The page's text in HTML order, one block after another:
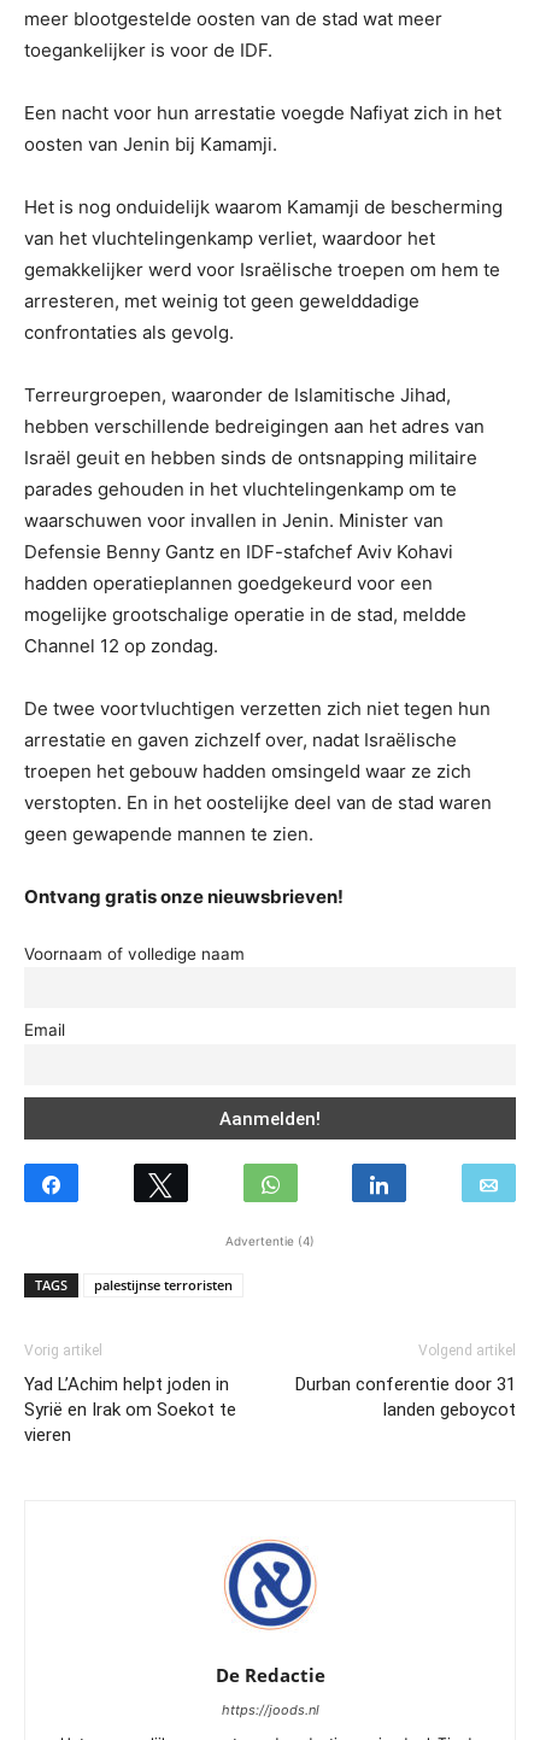
meer blootgestelde oosten van de stad wat meer
toegankelijker is voor de IDF.
Een nacht voor hun arrestatie voegde Nafiyat zich in het
oosten van Jenin bij Kamamji.
Het is nog onduidelijk waarom Kamamji de bescherming
van het vluchtelingenkamp verliet, waardoor het
gemakkelijker werd voor Israëlische troepen om hem te
arresteren, met weinig tot geen gewelddadige
confrontaties als gevolg.
Terreurgroepen, waaronder de Islamitische Jihad,
hebben verschillende bedreigingen aan het adres van
Israël geuit en hebben sinds de ontsnapping militaire
parades gehouden in het vluchtelingenkamp om te
waarschuwen voor invallen in Jenin. Minister van
Defensie Benny Gantz en IDF-stafchef Aviv Kohavi
hadden operatieplannen goedgekeurd voor een
mogelijke grootschalige operatie in de stad, meldde
Channel 12 op zondag.
De twee voortvluchtigen verzetten zich niet tegen hun
arrestatie en gaven zichzelf over, nadat Israëlische
troepen het gebouw hadden omsingeld waar ze zich
verstopten. En in het oostelijke deel van de stad waren
geen gewapende mannen te zien.
Ontvang gratis onze nieuwsbrieven!
Voornaam of volledige naam
Email
Advertentie (4)
TAGS palestijnse terroristen
Vorig artikel
Yad L’Achim helpt joden in
Syrië en Irak om Soekot te
vieren
Volgend artikel
Durban conferentie door 31
landen geboycot
De Redactie
https://joods.nl